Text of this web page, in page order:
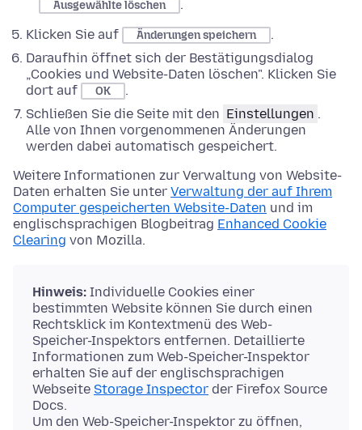
Ausgewählte löschen
.
Klicken Sie auf
Änderungen speichern
.
Daraufhin öffnet sich der Bestätigungsdialog
„Cookies und Website-Daten löschen". Klicken Sie
dort auf
OK
.
Schließen Sie die Seite mit den Einstellungen .
Alle von Ihnen vorgenommenen Änderungen
werden dabei automatisch gespeichert.
Weitere Informationen zur Verwaltung von Website-
Daten erhalten Sie unter Verwaltung der auf Ihrem
Computer gespeicherten Website-Daten und im
englischsprachigen Blogbeitrag Enhanced Cookie
Clearing von Mozilla.
Hinweis: Individuelle Cookies einer
bestimmten Website können Sie durch einen
Rechtsklick im Kontextmenü des Web-
Speicher-Inspektors entfernen. Detaillierte
Informationen zum Web-Speicher-Inspektor
erhalten Sie auf der englischsprachigen
Webseite Storage Inspector der Firefox Source
Docs.
Um den Web-Speicher-Inspektor zu öffnen,